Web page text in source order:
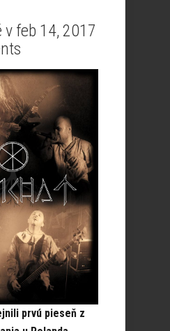
v feb 14, 2017
prvú pieseň z